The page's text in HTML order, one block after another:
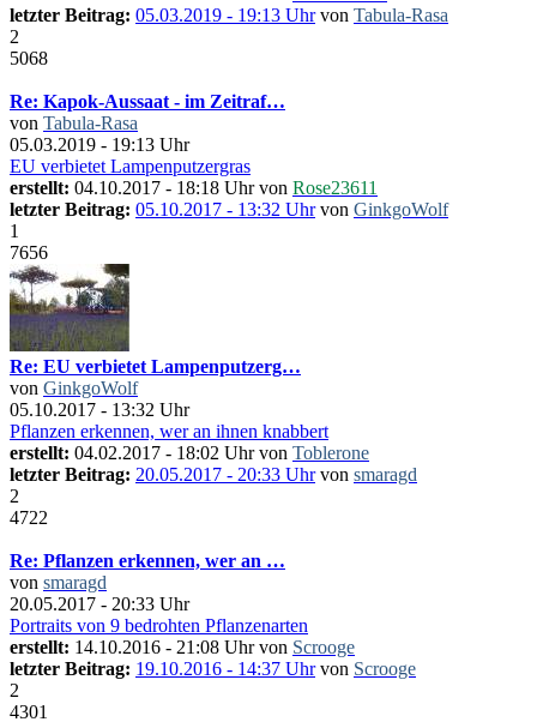
letzter Beitrag: 05.03.2019 - 19:13 Uhrvon Tabula-Rasa
2
5068
Re: Kapok-Aussaat - im Zeitraf…
von Tabula-Rasa
05.03.2019 - 19:13 Uhr
EU verbietet Lampenputzergras
erstellt: 04.10.2017 - 18:18 Uhr von Rose23611
letzter Beitrag: 05.10.2017 - 13:32 Uhrvon GinkgoWolf
1
7656
Re: EU verbietet Lampenputzerg…
von GinkgoWolf
05.10.2017 - 13:32 Uhr
Pflanzen erkennen, wer an ihnen knabbert
erstellt: 04.02.2017 - 18:02 Uhr von Toblerone
letzter Beitrag: 20.05.2017 - 20:33 Uhrvon smaragd
2
4722
Re: Pflanzen erkennen, wer an …
von smaragd
20.05.2017 - 20:33 Uhr
Portraits von 9 bedrohten Pflanzenarten
erstellt: 14.10.2016 - 21:08 Uhr von Scrooge
letzter Beitrag: 19.10.2016 - 14:37 Uhrvon Scrooge
2
4301